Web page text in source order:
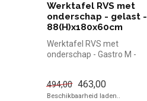
Werktafel RVS met
onderschap - gelast -
88(H)x180x60cm
Werktafel RVS met
onderschap - Gastro M -
494,00 463,00
Beschikbaarheid laden..